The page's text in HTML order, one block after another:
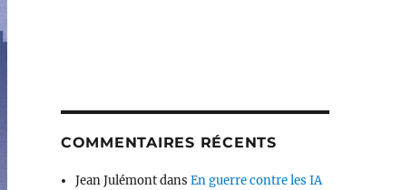
COMMENTAIRES RÉCENTS
Jean JulémontdansEn guerre contre les IA